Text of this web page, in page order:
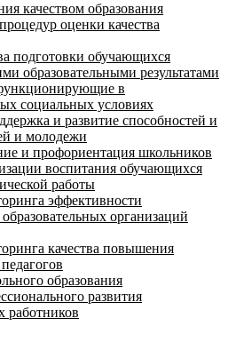
качеством образования
оценки качества
подготовки обучающихся
образовательными результатами
в
социальных условиях
и развитие способностей и
и молодежи
и профориентация школьников
воспитания обучающихся
работы
эффективности
организаций
качества повышения
образования
развития
работников